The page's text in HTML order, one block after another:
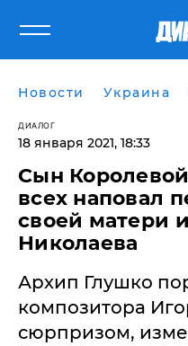
Новости Украина
ДИАЛОГ
18 января 2021, 18:33
Сын
всех наповал
своей матери
Николаева
Архип Глушко
композитора
сюрпризом,